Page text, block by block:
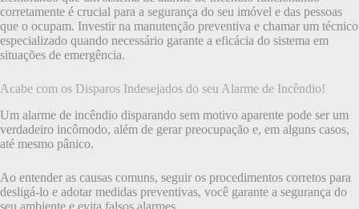
corretamente é crucial para a segurança do seu imóvel e das pessoas
que o ocupam. Investir na manutenção preventiva e chamar um técnico
especializado quando necessário garante a eficácia do sistema em
situações de emergência.
Acabe com os Disparos Indesejados do seu Alarme de Incêndio!
Um alarme de incêndio disparando sem motivo aparente pode ser um
verdadeiro incômodo, além de gerar preocupação e, em alguns casos,
até mesmo pânico.
Ao entender as causas comuns, seguir os procedimentos corretos para
desligá-lo e adotar medidas preventivas, você garante a segurança do
seu ambiente e evita falsos alarmes.